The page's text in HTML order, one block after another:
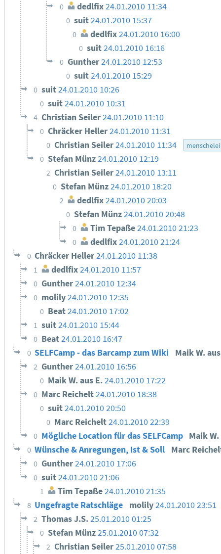
0 dedlfix24.01.2010 11:34
0 suit24.01.2010 15:37
0 dedlfix24.01.2010 16:00
0 suit24.01.2010 16:16
0 Gunther24.01.2010 12:53
0 suit24.01.2010 15:29
0 suit24.01.2010 10:26
0 suit24.01.2010 10:31
4 Christian Seiler24.01.2010 11:10
0 Chräcker Heller24.01.2010 11:31
0 Christian Seiler24.01.2010 11:34 menschelei
0 Stefan Münz24.01.2010 12:19
2 Christian Seiler24.01.2010 13:11
0 Stefan Münz24.01.2010 18:20
2 dedlfix24.01.2010 20:03
0 Stefan Münz24.01.2010 20:48
0 Tim Tepaße24.01.2010 21:23
0 dedlfix24.01.2010 21:24
0 Chräcker Heller24.01.2010 11:38
1 dedlfix 24.01.2010 11:57
0 Gunther24.01.2010 12:34
0 molily24.01.2010 12:35
0 Beat24.01.2010 17:02
1 suit24.01.2010 15:44
0 Beat24.01.2010 16:47
0 SELFCamp - das Barcamp zum Wiki Maik W.
2 Gunther24.01.2010 16:56
0 Maik W. aus E.24.01.2010 17:22
0 Marc Reichelt24.01.2010 18:38
0 suit24.01.2010 20:50
0 Marc Reichelt24.01.2010 22:39
0 Mögliche Location für das SELFCamp Maik
0 Wünsche & Anregungen, Ist & Soll Marc
0 Gunther24.01.2010 17:06
0 suit24.01.2010 21:06
1 Tim Tepaße24.01.2010 21:35
8 Ungefragte Ratschläge molily24.01.2010 23:51
2 Thomas J.S.25.01.2010 01:25
0 Stefan Münz25.01.2010 07:32
2 Christian Seiler25.01.2010 07:58